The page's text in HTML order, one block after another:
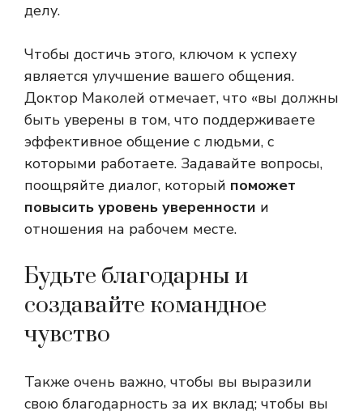
делу.
Чтобы достичь этого, ключом к успеху
является улучшение вашего общения.
Доктор Маколей отмечает, что «вы должны
быть уверены в том, что поддерживаете
эффективное общение с людьми, с
которыми работаете. Задавайте вопросы,
поощряйте диалог, который поможет
повысить уровень уверенности и
отношения на рабочем месте.
Будьте благодарны и
создавайте командное
чувство
Также очень важно, чтобы вы выразили
свою благодарность за их вклад; чтобы вы